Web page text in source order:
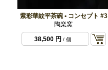
紫彩華紋平茶碗 • コンセプト #3
陶楽窯
38,500 円 / 個